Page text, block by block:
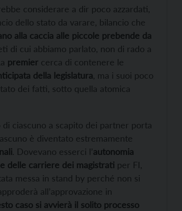
considerare a dir poco azzardati,
dello stato da varare, bilancio che
alla caccia alle piccole prebende da
di cui abbiamo parlato, non di rado a
premier cerca di contenere le
della legislatura , ma i suoi poco
dei fatti, sotto quella atomica
ciascuno a scapito dei partner porta
è diventato estremamente
. Dovevano esserci l’autonomia
delle carriere dei magistrati per FI,
messa in stand by perché non si
all’approvazione in
caso si avvierà il solito processo